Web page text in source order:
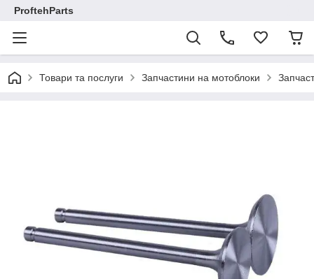
ProftehParts
Товари та послуги Запчастини на мотоблоки